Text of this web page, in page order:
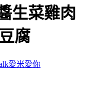
生菜雞肉
腐
愛米愛你